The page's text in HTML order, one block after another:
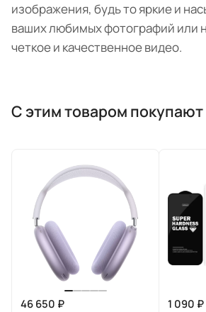
изображения, будь то яркие и
ваших любимых фотографий или
четкое и качественное видео.
С этим товаром покупают
46 650 ₽ 1 090 ₽